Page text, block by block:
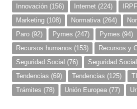
Innovación (156) Internet (224) IRPF
Marketing (108) Normativa (264)
Paro (92) Pymes (247) Pymes (94)
Recursos humanos (153) Recursos y
Seguridad Social (76) Seguridad Social
Tendencias (69) Tendencias (125)
Trámites (78) Unión Europea (77)